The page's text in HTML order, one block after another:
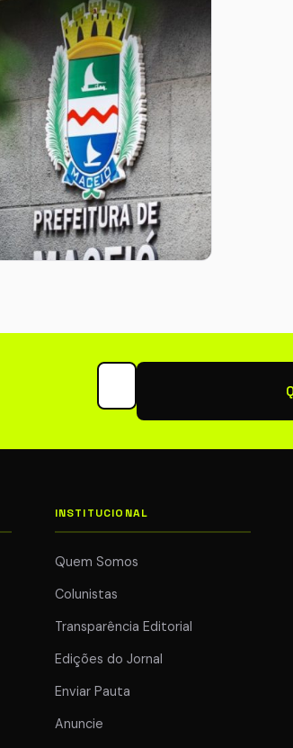
Periferia para Projeto
Seu email para newsletter
INSTITUCIONAL
Quem Somos
Colunistas
Transparência Editorial
Edições do Jornal
Enviar Pauta
Anuncie